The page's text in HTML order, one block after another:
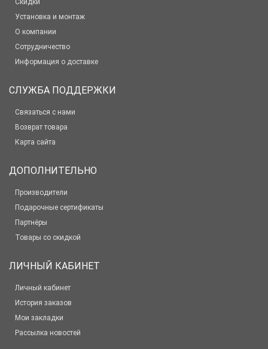
Скидки
Установка и монтаж
О компании
Сотрудничество
Информация о доставке
СЛУЖБА ПОДДЕРЖКИ
Связаться с нами
Возврат товара
Карта сайта
ДОПОЛНИТЕЛЬНО
Производители
Подарочные сертификаты
Партнёры
Товары со скидкой
ЛИЧНЫЙ КАБИНЕТ
Личный кабинет
История заказов
Мои закладки
Рассылка новостей